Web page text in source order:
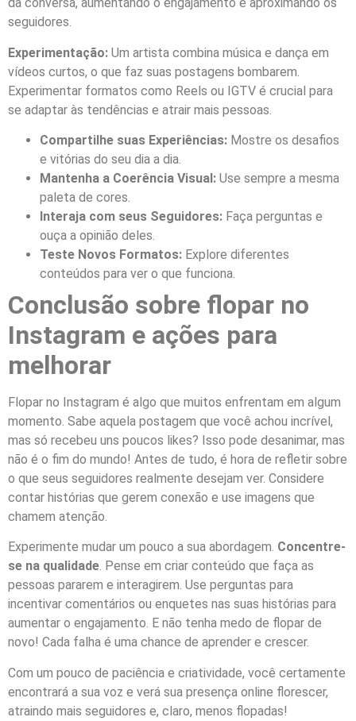
seguidores.
Experimentação: Um artista combina música e dança em
vídeos curtos, o que faz suas postagens bombarem.
Experimentar formatos como Reels ou IGTV é crucial para
se adaptar às tendências e atrair mais pessoas.
Compartilhe suas Experiências: Mostre os desafios
e vitórias do seu dia a dia.
Mantenha a Coerência Visual: Use sempre a mesma
paleta de cores.
Interaja com seus Seguidores: Faça perguntas e
ouça a opinião deles.
Teste Novos Formatos: Explore diferentes
conteúdos para ver o que funciona.
Conclusão sobre flopar no
Instagram e ações para
melhorar
Flopar no Instagram é algo que muitos enfrentam em algum
momento. Sabe aquela postagem que você achou incrível,
mas só recebeu uns poucos likes? Isso pode desanimar, mas
não é o fim do mundo! Antes de tudo, é hora de refletir sobre
o que seus seguidores realmente desejam ver. Considere
contar histórias que gerem conexão e use imagens que
chamem atenção.
Experimente mudar um pouco a sua abordagem. Concentre-
se na qualidade. Pense em criar conteúdo que faça as
pessoas pararem e interagirem. Use perguntas para
incentivar comentários ou enquetes nas suas histórias para
aumentar o engajamento. E não tenha medo de flopar de
novo! Cada falha é uma chance de aprender e crescer.
Com um pouco de paciência e criatividade, você certamente
encontrará a sua voz e verá sua presença online florescer,
atraindo mais seguidores e, claro, menos flopadas!